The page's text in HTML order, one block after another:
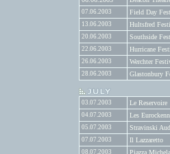
07.06.2003 Field Day
13.06.2003 Hultsfred
20.06.2003 Southside
22.06.2003 Hurricane
26.06.2003 Werchter
28.06.2003 Glastonbury
03.07.2003 Le Reservoire
04.07.2003 Les
05.07.2003 Stravinski
07.07.2003 Il Lazzaretto
08.07.2003 Piazza